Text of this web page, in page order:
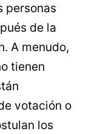
personas
de la
A menudo,
tienen
votación o
los